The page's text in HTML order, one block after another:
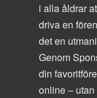
i alla åldrar
driva en
det en
Genom
din
online – utan